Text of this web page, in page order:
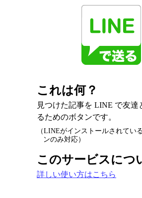
これは何？
見つけた記事を LINE で友達
るためのボタンです。
（LINEがインストールされてい
ンのみ対応）
このサービスにつ
詳しい使い方はこちら